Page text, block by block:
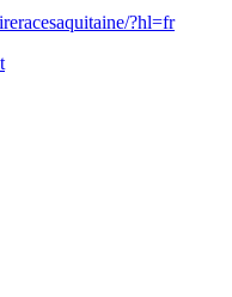
?hl=fr